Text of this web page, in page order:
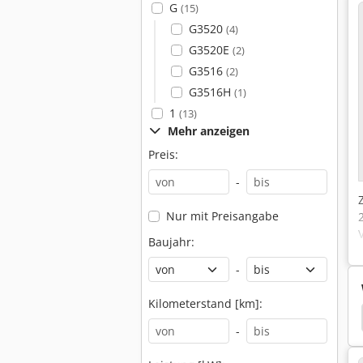
G (15)
G3520 (4)
G3520E (2)
G3516 (2)
G3516H (1)
1 (13)
Mehr anzeigen
Preis:
-
Nur mit Preisangabe
Baujahr:
-
Kilometerstand [km]:
-
Liebherr Baumaschinen Liebherr 941